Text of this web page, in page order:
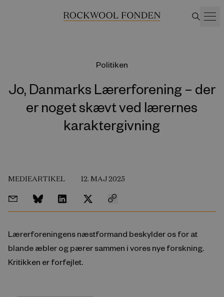
Politiken
Jo, Danmarks Lærerforening – der
er noget skævt ved lærernes
karaktergivning
MEDIEARTIKEL 12. MAJ 2025
Lærerforeningens næstformand beskylder os for at
blande æbler og pærer sammen i vores nye forskning.
Kritikken er forfejlet.